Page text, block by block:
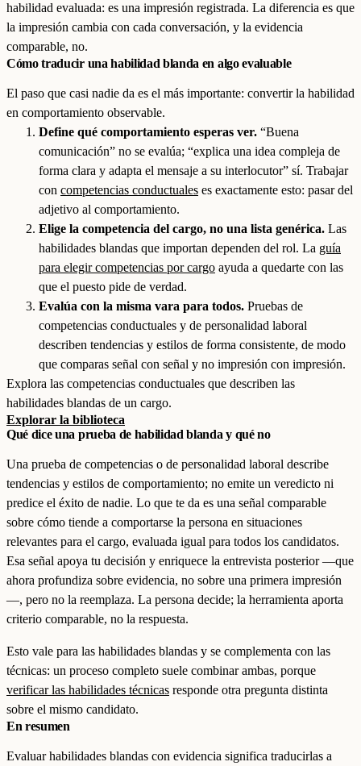
habilidad evaluada: es una impresión registrada. La diferencia es que
la impresión cambia con cada conversación, y la evidencia
comparable, no.
Cómo traducir una habilidad blanda en algo evaluable
El paso que casi nadie da es el más importante: convertir la habilidad
en comportamiento observable.
Define qué comportamiento esperas ver. “Buena
comunicación” no se evalúa; “explica una idea compleja de
forma clara y adapta el mensaje a su interlocutor” sí. Trabajar
con competencias conductuales es exactamente esto: pasar del
adjetivo al comportamiento.
Elige la competencia del cargo, no una lista genérica. Las
habilidades blandas que importan dependen del rol. La guía
para elegir competencias por cargo ayuda a quedarte con las
que el puesto pide de verdad.
Evalúa con la misma vara para todos. Pruebas de
competencias conductuales y de personalidad laboral
describen tendencias y estilos de forma consistente, de modo
que comparas señal con señal y no impresión con impresión.
Explora las competencias conductuales que describen las
habilidades blandas de un cargo.
Explorar la biblioteca
Qué dice una prueba de habilidad blanda y qué no
Una prueba de competencias o de personalidad laboral describe
tendencias y estilos de comportamiento; no emite un veredicto ni
predice el éxito de nadie. Lo que te da es una señal comparable
sobre cómo tiende a comportarse la persona en situaciones
relevantes para el cargo, evaluada igual para todos los candidatos.
Esa señal apoya tu decisión y enriquece la entrevista posterior —que
ahora profundiza sobre evidencia, no sobre una primera impresión
—, pero no la reemplaza. La persona decide; la herramienta aporta
criterio comparable, no la respuesta.
Esto vale para las habilidades blandas y se complementa con las
técnicas: un proceso completo suele combinar ambas, porque
verificar las habilidades técnicas responde otra pregunta distinta
sobre el mismo candidato.
En resumen
Evaluar habilidades blandas con evidencia significa traducirlas a